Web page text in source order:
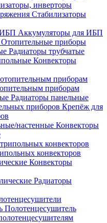
инверторы
Стабилизаторы
Аккумуляторы для ИБП
Отопительные приборы
Радиаторы трубчатые
Конвекторы
приборам
Радиаторы панельные
Крепёж для
Конвекторы
конвекторов
Конвекторы
Радиаторы
Полотенцесушитель